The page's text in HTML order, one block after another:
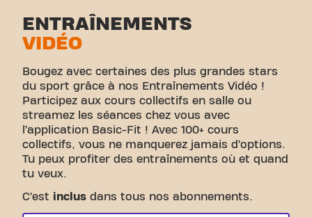
ENTRAÎNEMENTS
VIDÉO
Bougez avec certaines des plus grandes stars
du sport grâce à nos Entraînements Vidéo !
Participez aux cours collectifs en salle ou
streamez les séances chez vous avec
l’application Basic-Fit ! Avec 100+ cours
collectifs, vous ne manquerez jamais d’options.
Tu peux profiter des entraînements où et quand
tu veux.
C’est inclus dans tous nos abonnements.